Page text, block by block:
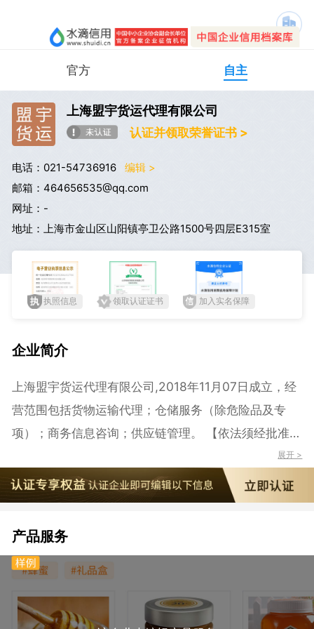
官方 自主
上海盟宇货运代理有限公司
认证并领取荣誉证书 >
电话：021-54736916
编辑 >
邮箱：464656535@qq.com
网址：-
地址：上海市金山区山阳镇亭卫公路1500号四层E315室
执照信息 领取认证证书 加入实名保障
企业简介
上海盟宇货运代理有限公司,2018年11月07日成立，经
营范围包括货物运输代理；仓储服务（除危险品及专
项）；商务信息咨询；供应链管理。 【依法须经批准的
展开 >
产品服务